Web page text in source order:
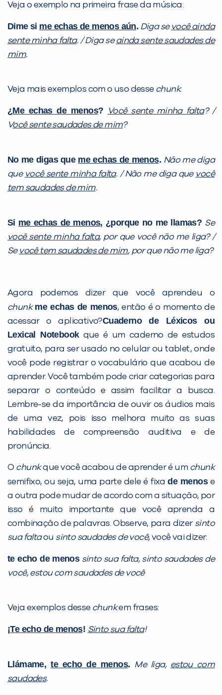
Veja o exemplo na primeira frase da música:
Dime si me echas de menos aún. Diga se você ainda
sente minha falta. / Diga seainda sente saudades de
mim.
Veja mais exemplos com o uso desse chunk:
¿Me echas de menos? Você sente minha falta? /
Você sente saudades de mim?
No me digas que me echas de menos. Não me diga
que você sente minha falta. / Não me diga que você
tem saudades de mim.
Si me echas de menos, ¿porque no me llamas? Se
você sente minha falta, por que você não me liga? /
Se você tem saudades de mim, por que não me liga?
Agora podemos dizer que você aprendeu o
chunkme echas de menos, então é o momento de
acessar o aplicativo?Cuaderno de Léxicos ou
Lexical Notebookque é um caderno de estudos
gratuito, para ser usado no celular ou tablet, onde
você pode registrar o vocabulário que acabou de
aprender. Você também pode criar categorias para
separar o conteúdo e assim facilitar a busca.
Lembre-se da importância de ouvir os áudios mais
de uma vez, pois isso melhora muito as suas
habilidades de compreensão auditiva e de
pronúncia.
O chunkque você acabou de aprender é um chunk
semifixo, ou seja, uma parte dele é fixade menose
a outra pode mudar de acordo com a situação, por
isso é muito importante que você aprenda a
combinação de palavras. Observe, para dizer sinto
sua faltaou sinto saudades de você,você vai dizer:
te echo de menos sinto sua falta, sinto saudades de
você, estou com saudades de você
Veja exemplos desse chunkem frases:
¡Te echo de menos! Sinto sua falta!
Llámame,te echo de menos. Me liga, estou com
saudades.